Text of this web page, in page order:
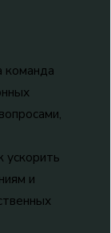
команда
ускорить
и